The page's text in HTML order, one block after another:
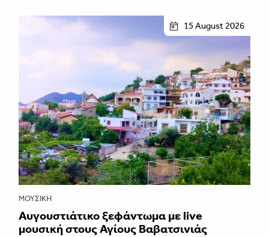
15 August 2026
ΜΟΥΣΙΚΉ
Αυγουστιάτικο ξεφάντωμα με live
μουσική στους Αγίους Βαβατσινιάς